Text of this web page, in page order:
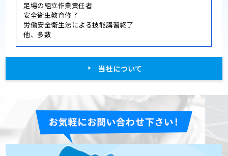
足場の組立作業責任者
安全衛生教育修了
労働安全衛生法による技能講習終了
他、多数
当社について